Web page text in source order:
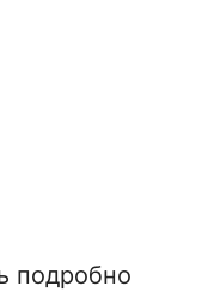
подробно